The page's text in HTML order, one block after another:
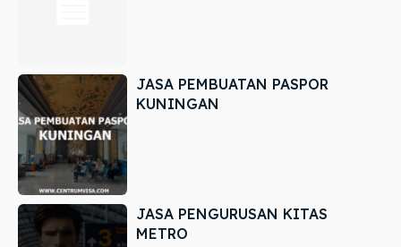
JASA PEMBUATAN PASPOR
KUNINGAN
JASA PENGURUSAN KITAS
METRO